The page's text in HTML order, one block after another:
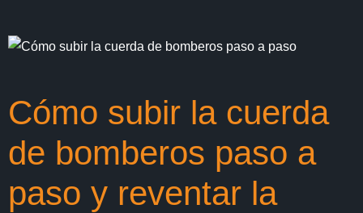
Cómo subir la cuerda
de bomberos paso a
paso y reventar la